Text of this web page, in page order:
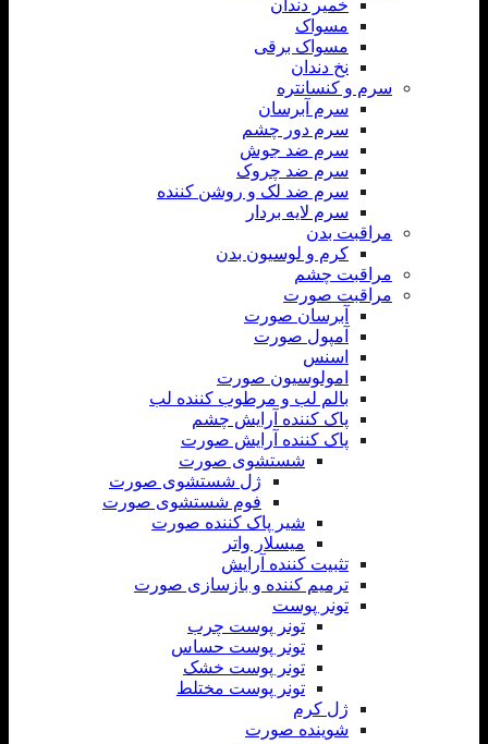
خمیر دندان
مسواک
مسواک برقی
نخ دندان
سرم و کنسانتره
سرم آبرسان
سرم دور چشم
سرم ضد جوش
سرم ضد چروک
سرم ضد لک و روشن کننده
سرم لایه بردار
مراقبت بدن
کرم و لوسیون بدن
مراقبت چشم
مراقبت صورت
آبرسان صورت
آمپول صورت
اسنس
امولوسیون صورت
بالم لب و مرطوب کننده لب
پاک کننده آرایش چشم
پاک کننده آرایش صورت
شستشوی صورت
ژل شستشوی صورت
فوم شستشوی صورت
شیر پاک کننده صورت
میسلار واتر
تثبیت کننده آرایش
ترمیم کننده و بازسازی صورت
تونر پوست
تونر پوست چرب
تونر پوست حساس
تونر پوست خشک
تونر پوست مختلط
ژل کرم
شوینده صورت